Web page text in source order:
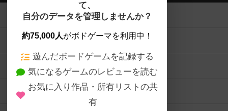
て、
自分のデータを管理しませんか？
約75,000人がボドゲーマを利用中！
遊んだボードゲームを記録する
気になるゲームのレビューを読む
お気に入り作品・所有リストの共
有
ボードゲームを検索する
ボードゲームの新着レビュー
ボードゲーム会情報
メカニクス特集